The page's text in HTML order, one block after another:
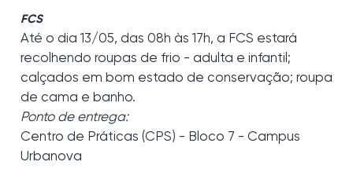
FCS
Até o dia 13/05, das 08h às 17h, a FCS estará
recolhendo roupas de frio - adulta e infantil;
calçados em bom estado de conservação; roupa
de cama e banho.
Ponto de entrega:
Centro de Práticas (CPS) - Bloco 7 - Campus
Urbanova